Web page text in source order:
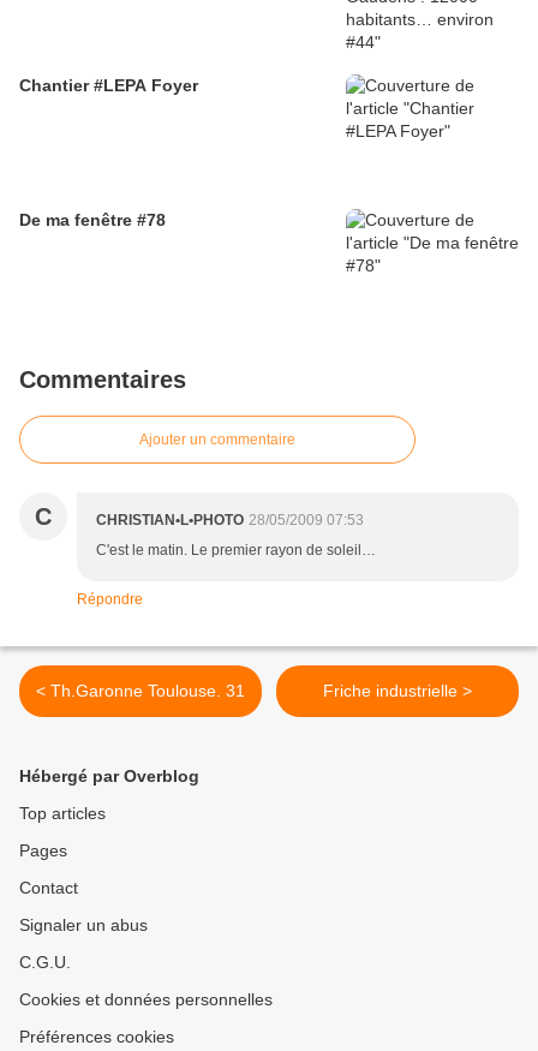
Chantier #LEPA Foyer
De ma fenêtre #78
Commentaires
Ajouter un commentaire
C CHRISTIAN•L•PHOTO 28/05/2009 07:53
C'est le matin. Le premier rayon de soleil…
Répondre
< Th.Garonne Toulouse. 31 Friche industrielle >
Hébergé par Overblog
Top articles
Pages
Contact
Signaler un abus
C.G.U.
Cookies et données personnelles
Préférences cookies